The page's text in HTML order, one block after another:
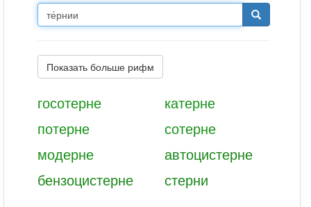
Показать больше рифм
госотерне
катерне
потерне
сотерне
модерне
автоцистерне
бензоцистерне
стерни